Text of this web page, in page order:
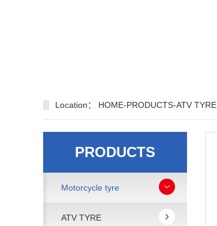
Location： HOME-PRODUCTS-ATV TYRE
PRODUCTS
Motorcycle tyre
ATV TYRE